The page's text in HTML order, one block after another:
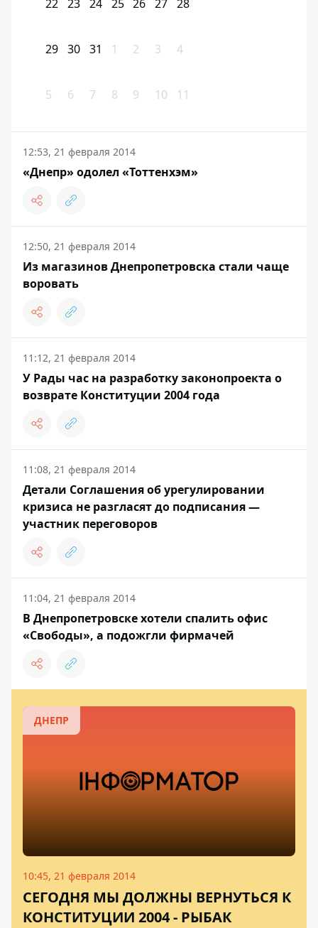
22 23 24 25 26 27 28
29 30 31 1 2 3 4
5 6 7 8 9 10 11
12:53, 21 февраля 2014
«Днепр» одолел «Тоттенхэм»
12:50, 21 февраля 2014
Из магазинов Днепропетровска стали чаще
воровать
11:12, 21 февраля 2014
У Рады час на разработку законопроекта о
возврате Конституции 2004 года
11:08, 21 февраля 2014
Детали Соглашения об урегулировании
кризиса не разгласят до подписания —
участник переговоров
11:04, 21 февраля 2014
В Днепропетровске хотели спалить офис
«Свободы», а подожгли фирмачей
ДНЕПР
10:45, 21 февраля 2014
СЕГОДНЯ МЫ ДОЛЖНЫ ВЕРНУТЬСЯ К
КОНСТИТУЦИИ 2004 - РЫБАК